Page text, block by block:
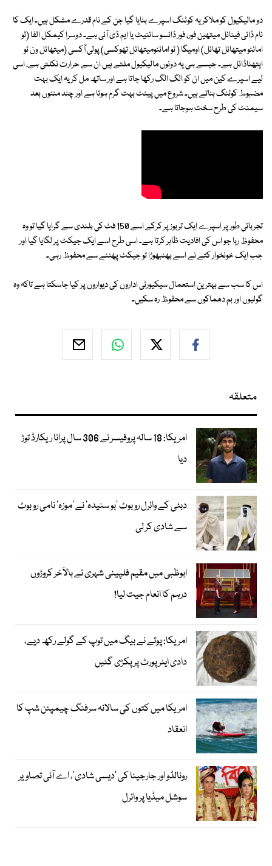
دو مالیکیول کو ملاکر یہ کوٹنگ اسپرے بنایا گیا جن کے نام قدرے مشکل ہیں۔ ایک کا
نام ڈائی فینائل میتھین فور، فور ڈائسو سائنیٹ یا ایم ڈی آئی ہے۔ دوسرا کیمکل الفا (ٹو
امائنو میتھائل تھائل) اومیگا ( ٹو امائنومیتھائل تھوکسی) پولی آکسی (میتھائل ون ٹو
ایتھناڈائل ہے۔ جیسے ہی یہ دونوں مالیکیول ملتے ہیں ان سے حرارت نکلتی ہے، اسی
لیے اسپرے کین میں ان کو الگ الگ رکھا جاتا ہے اور ساتھ مل کر یہ ایک بہت
مضبوط کوٹنگ بناتے ہیں۔ شروع میں پینٹ بہت گرم ہوتا ہے اور چند منٹوں بعد
سیمنٹ کی طرح سخت ہوجاتا ہے۔
تجرباتی طور پر اسپرے ایک تربوز پر کرکے اسے 150 فٹ کی بلندی سے گرایا گیا تو وہ
محفوظ رہا جو اس کی افادیت ظاہر کرتا ہے۔ اسی طرح اسے ایک جیکٹ پر لگایا گیا اور
جب ایک خونخوار کتے نے اسے بھنبھوڑا تو جیکٹ پھٹنے سے محفوظ رہی۔
اس کا سب سے بہترین استعمال سیکیورٹی اداروں کی دیواروں پر کیا جاسکتا ہے تاکہ وہ
گولیوں اور بم دھماکوں سے محفوظ رہ سکیں۔
متعلقہ
امریکا: 18 سالہ پروفیسر نے 306 سال پرانا ریکارڈ توڑ
دیا
دبئی کے وائرل روبوٹ ’بو سنیدہ‘ نے ’موزہ‘ نامی روبوٹ
سے شادی کر لی
ابوظبی میں مقیم فلپینی شہری نے بالآخر کروڑوں
درہم کا انعام جیت لیا!
امریکا: پوتے نے بیگ میں توپ کے گولے رکھ دیے،
دادی ایئرپورٹ پر پکڑی گئیں
امریکا میں کتوں کی سالانہ سرفنگ چیمپئن شپ کا
انعقاد
رونالڈو اور جارجینا کی ’دیسی شادی‘، اے آئی تصاویر
سوشل میڈیا پر وائرل